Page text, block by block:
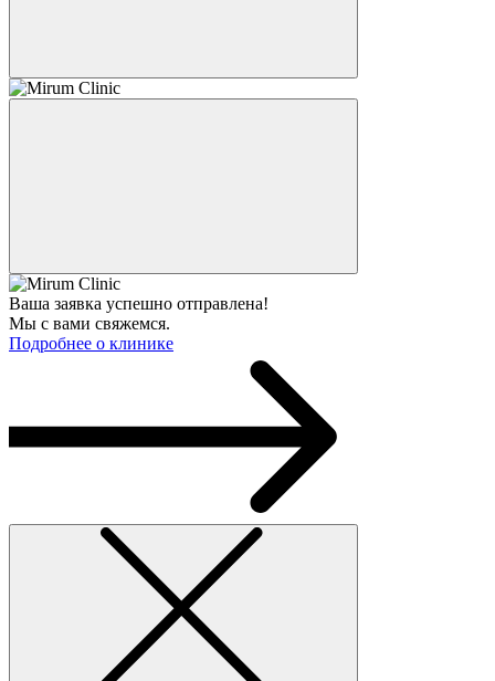
Ваша заявка успешно отправлена!
Мы с вами свяжемся.
Подробнее о клинике